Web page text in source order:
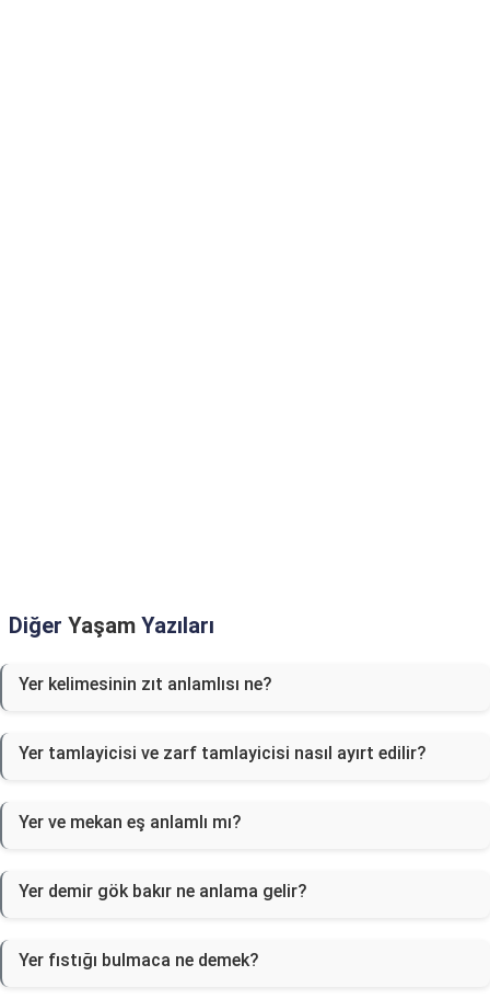
Diğer Yaşam Yazıları
Yer kelimesinin zıt anlamlısı ne?
Yer tamlayicisi ve zarf tamlayicisi nasıl ayırt edilir?
Yer ve mekan eş anlamlı mı?
Yer demir gök bakır ne anlama gelir?
Yer fıstığı bulmaca ne demek?